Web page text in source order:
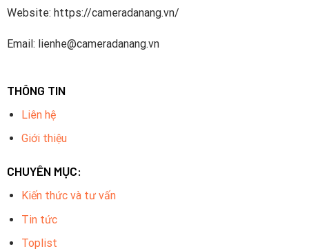
Website: https://cameradanang.vn/
Email: lienhe@cameradanang.vn
THÔNG TIN
Liên hệ
Giới thiệu
CHUYÊN MỤC:
Kiến thức và tư vấn
Tin tức
Toplist